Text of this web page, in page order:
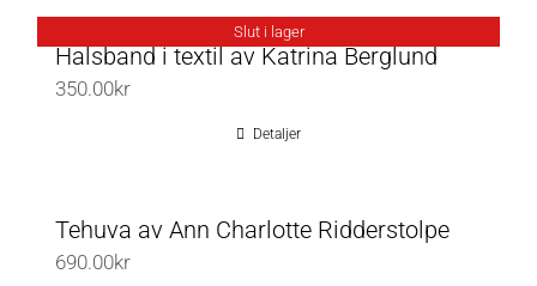
alternativen
kan
1,280.00kr
produkten
har
alternativen
Slut i lager
Halsband i textil av Katrina Berglund
350.00kr
Detaljer
Tehuva av Ann Charlotte Ridderstolpe
690.00kr